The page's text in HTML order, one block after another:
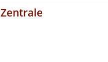
Zentrale